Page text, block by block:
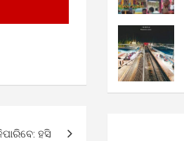
ହସି